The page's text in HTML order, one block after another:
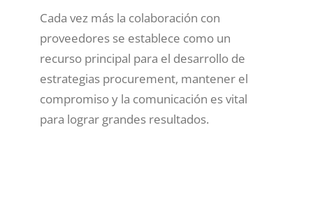
Cada vez más la colaboración con
proveedores se establece como un
recurso principal para el desarrollo de
estrategias procurement, mantener el
compromiso y la comunicación es vital
para lograr grandes resultados.